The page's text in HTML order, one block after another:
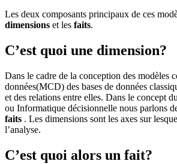
Les deux composants principaux de ces
dimensions et les faits.
C’est quoi une dimension?
Dans le cadre de la conception des modèles
données(MCD) des bases de données
et des relations entre elles. Dans le concept
ou Informatique décisionnelle nous parlons
faits . Les dimensions sont les axes sur
l’analyse.
C’est quoi alors un fait?